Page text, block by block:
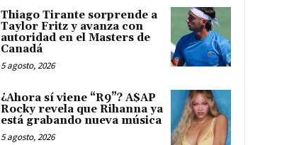
Thiago Tirante sorprende a
Taylor Fritz y avanza con
autoridad en el Masters de
Canadá
5 agosto, 2026
¿Ahora sí viene “R9”? A$AP
Rocky revela que Rihanna ya
está grabando nueva música
5 agosto, 2026